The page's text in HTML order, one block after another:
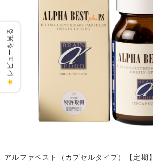
アルファベスト（カプセルタイプ）【定期】
★
レビューを見る